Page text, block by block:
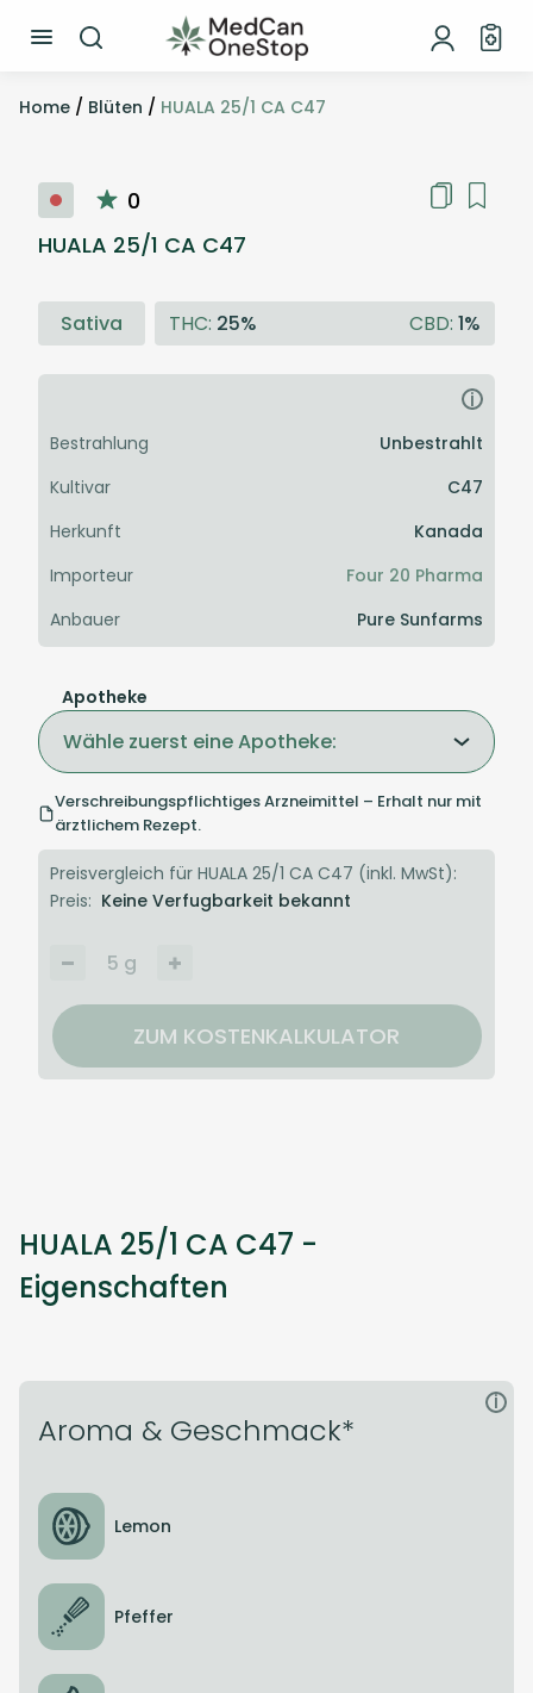
Home / Blüten / HUALA 25/1 CA C47
0
HUALA 25/1 CA C47
Sativa THC: 25% CBD: 1%
i
Bestrahlung
Unbestrahlt
Kultivar
C47
Herkunft
Kanada
Importeur
Four 20 Pharma
Anbauer
Pure Sunfarms
Apotheke
Wähle zuerst eine Apotheke:
Verschreibungspflichtiges Arzneimittel – Erhalt nur mit
ärztlichem Rezept.
Preisvergleich für HUALA 25/1 CA C47 (inkl. MwSt):
Preis: Keine Verfugbarkeit bekannt
5 g
ZUM KOSTENKALKULATOR
HUALA 25/1 CA C47 -
Eigenschaften
Aroma & Geschmack*
i
Lemon
Pfeffer